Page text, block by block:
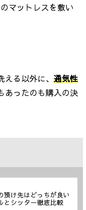
マットレスを敷い
る以外に、 通気性
あったのも購入の決
預け先はどっちが良い
とシッター徹底比較